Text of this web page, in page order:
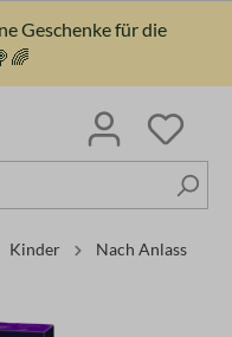
Geschenke für die
Kinder
Nach Anlass